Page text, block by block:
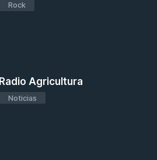
Rock
Radio Agricultura
Noticias